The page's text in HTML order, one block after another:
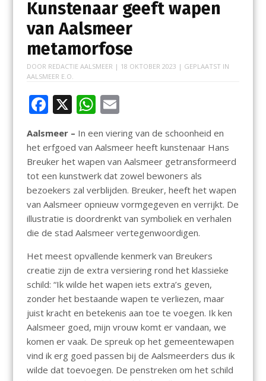
Kunstenaar geeft wapen
van Aalsmeer
metamorfose
DOOR REDACTIE AALSMEER | 18 OKTOBER 2023 | GEPLAATST IN
AALSMEER E.O.
F
e
b
o
o
k
X W
at
s
A
p
p
E
ai
l
Aalsmeer – In een viering van de schoonheid en
het erfgoed van Aalsmeer heeft kunstenaar Hans
Breuker het wapen van Aalsmeer getransformeerd
tot een kunstwerk dat zowel bewoners als
bezoekers zal verblijden. Breuker, heeft het wapen
van Aalsmeer opnieuw vormgegeven en verrijkt. De
illustratie is doordrenkt van symboliek en verhalen
die de stad Aalsmeer vertegenwoordigen.
Het meest opvallende kenmerk van Breukers
creatie zijn de extra versiering rond het klassieke
schild: “Ik wilde het wapen iets extra’s geven,
zonder het bestaande wapen te verliezen, maar
juist kracht en betekenis aan toe te voegen. Ik ken
Aalsmeer goed, mijn vrouw komt er vandaan, we
komen er vaak. De spreuk op het gemeentewapen
vind ik erg goed passen bij de Aalsmeerders dus ik
wilde dat toevoegen. De penstreken om het schild